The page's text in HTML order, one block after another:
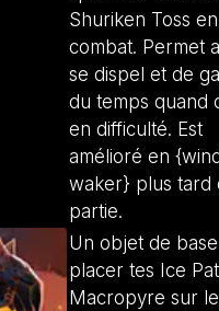
Shuriken Toss en
combat. Permet
se dispel et de
du temps quand
en difficulté. Est
amélioré en
waker} plus tard
partie.
Un objet de
placer tes Ice
Macropyre sur